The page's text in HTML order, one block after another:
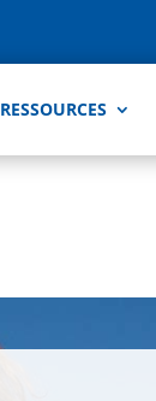
RESSOURCES